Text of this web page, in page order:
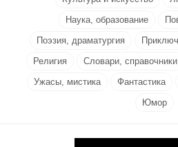
Наука, образование
Поэзия, драматургия
Религия
Словари, справочники
Ужасы, мистика
Фантастика
Юмор